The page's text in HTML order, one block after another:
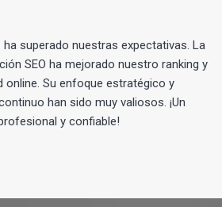
ha superado nuestras expectativas. La
SEO ha mejorado nuestro ranking y
online. Su enfoque estratégico y
han sido muy valiosos. ¡Un
y confiable!